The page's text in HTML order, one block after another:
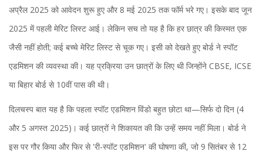
अप्रैल 2025 को आवेदन शुरू हुए और 8 मई 2025 तक फॉर्म भरे गए। इसके बाद जून
2025 में पहली मेरिट लिस्ट आई। लेकिन सच तो यह है कि हर छात्र की किस्मत एक
जैसी नहीं होती; कई बच्चे मेरिट लिस्ट से चूक गए। इसी को देखते हुए बोर्ड ने स्पॉट
एडमिशन की व्यवस्था की। यह प्रक्रिया उन छात्रों के लिए थी जिन्होंने CBSE, ICSE
या बिहार बोर्ड से 10वीं पास की थी।
दिलचस्प बात यह है कि पहला स्पॉट एडमिशन विंडो बहुत छोटा था—सिर्फ दो दिन (4
और 5 अगस्त 2025)। कई छात्रों ने शिकायत की कि उन्हें समय नहीं मिला। बोर्ड ने
इस पर गौर किया और फिर से 'री-स्पॉट एडमिशन' की घोषणा की, जो 9 सितंबर से 12